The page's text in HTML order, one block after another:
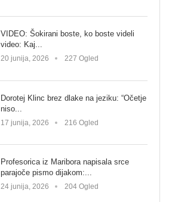
VIDEO: Šokirani boste, ko boste videli
video: Kaj...
20 junija, 2026 227 Ogled
Dorotej Klinc brez dlake na jeziku: “Očetje
niso...
17 junija, 2026 216 Ogled
Profesorica iz Maribora napisala srce
parajoče pismo dijakom:...
24 junija, 2026 204 Ogled